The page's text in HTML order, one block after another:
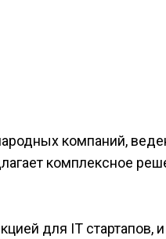
компаний,
комплексное
для IT стартапов, и